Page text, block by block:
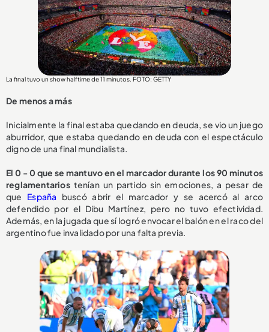
La final tuvo un show halftime de 11 minutos. FOTO: GETTY
De menos a más
Inicialmente la final estaba quedando en deuda, se vio un juego
aburridor, que estaba quedando en deuda con el espectáculo
digno de una final mundialista.
El 0 - 0 que se mantuvo en el marcador durante los 90 minutos
reglamentariostenían un partido sin emociones, a pesar de
que España buscó abrir el marcador y se acercó al arco
defendido por el Dibu Martínez, pero no tuvo efectividad.
Además, en la jugada que sí logró envocar el balón en el raco del
argentino fue invalidado por una falta previa.